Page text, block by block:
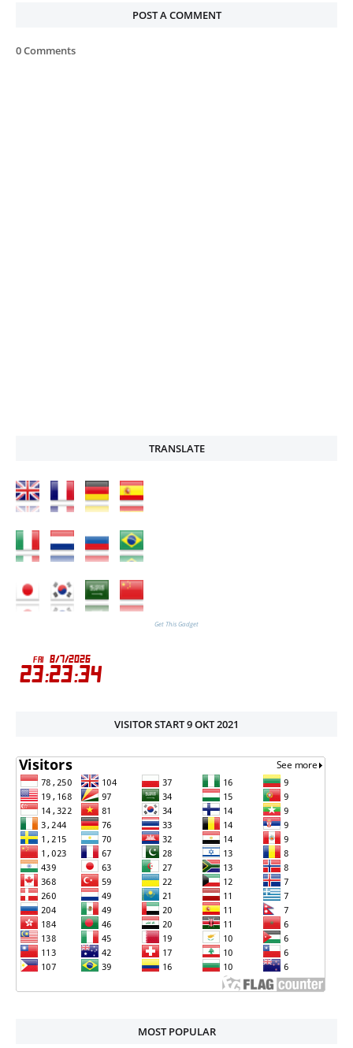
POST A COMMENT
0 Comments
TRANSLATE
Get This Gadget
VISITOR START 9 OKT 2021
MOST POPULAR